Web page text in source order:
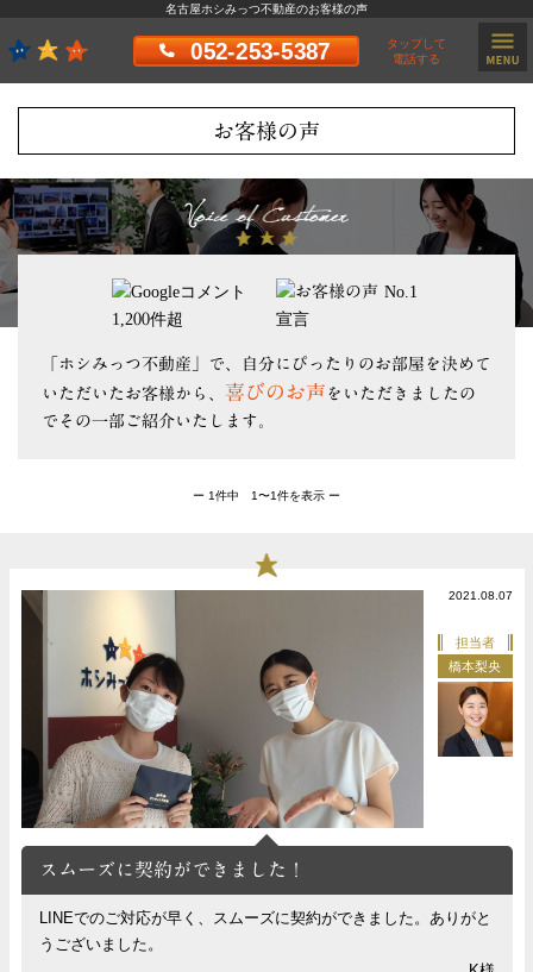
名古屋ホシみっつ不動産のお客様の声
052-253-5387
タップして
電話する
お客様の声
「ホシみっつ不動産」で、自分にぴったりのお部屋を決めて
いただいたお客様から、 喜びのお声 をいただきましたの
でその一部ご紹介いたします。
ー 1件中 1〜1件を表示 ー
2021.08.07
担当者
橋本梨央
スムーズに契約ができました！
LINEでのご対応が早く、スムーズに契約ができました。ありがと
うございました。